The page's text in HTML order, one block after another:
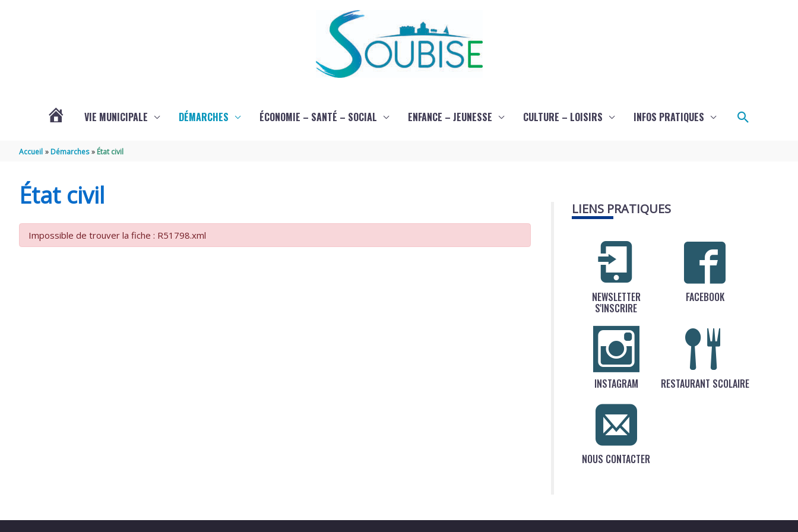
VIE MUNICIPALE DÉMARCHES ÉCONOMIE – SANTÉ – SOCIAL ENFANCE – JEUNESSE CULTURE – LOISIRS INFOS PRATIQUES
Accueil Démarches État civil
État civil
Impossible de trouver la fiche : R51798.xml
LIENS PRATIQUES
NEWSLETTER
S'INSCRIRE
FACEBOOK
INSTAGRAM RESTAURANT SCOLAIRE
NOUS CONTACTER